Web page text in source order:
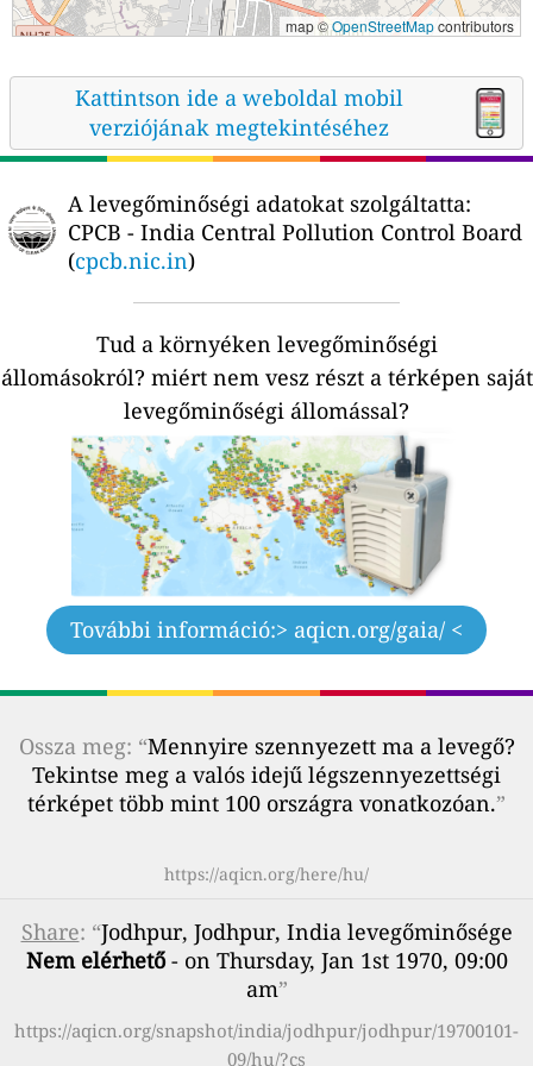
map ©OpenStreetMapcontributors
Kattintson ide a weboldal mobil
verziójának megtekintéséhez
A levegőminőségi adatokat szolgáltatta:
CPCB - India Central Pollution Control Board
(cpcb.nic.in)
Tud a környéken levegőminőségi
állomásokról? miért nem vesz részt a térképen saját
levegőminőségi állomással?
További információ:> aqicn.org/gaia/ <
Ossza meg: “Mennyire szennyezett ma a levegő?
Tekintse meg a valós idejű légszennyezettségi
térképet több mint 100 országra vonatkozóan.”
https://aqicn.org/here/hu/
Share: “Jodhpur, Jodhpur, India levegőminősége
Nem elérhető- on Thursday, Jan 1st 1970, 09:00
am”
https://aqicn.org/snapshot/india/jodhpur/jodhpur/19700101-
09/hu/?cs